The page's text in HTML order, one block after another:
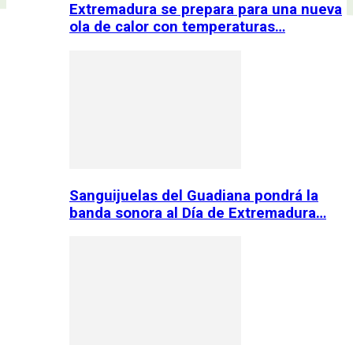
Extremadura se prepara para una nueva
ola de calor con temperaturas…
Sanguijuelas del Guadiana pondrá la
banda sonora al Día de Extremadura…